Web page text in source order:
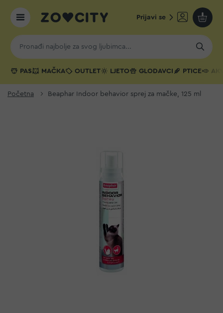
Prijavi se
Moja
PAS MAČKA OUTLET LJETO GLODAVCI PTICE
Početna Beaphar Indoor behavior sprej za mačke, 125 ml